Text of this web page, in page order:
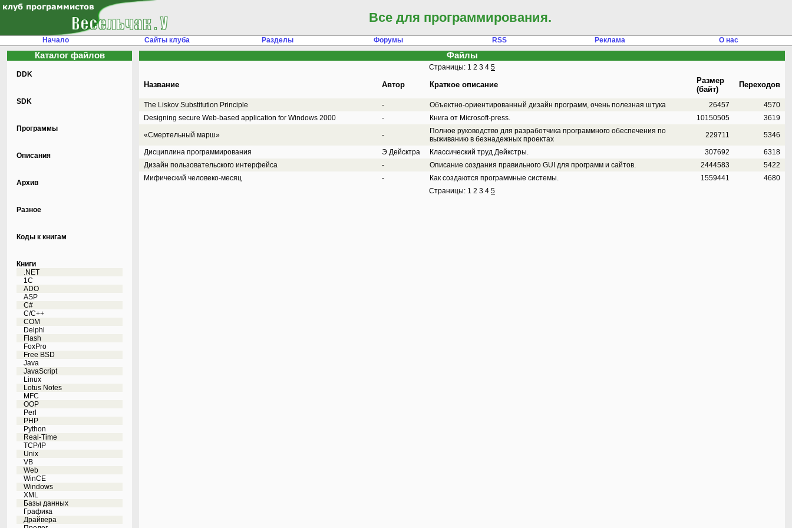
Все для программирования.
Начало Сайты клуба Разделы Форумы RSS Реклама О нас
Каталог файлов
DDK
SDK
Программы
Описания
Архив
Разное
Коды к книгам
Книги
.NET
1C
ADO
ASP
C#
C/C++
COM
Delphi
Flash
FoxPro
Free BSD
Java
JavaScript
Linux
Lotus Notes
MFC
OOP
Perl
PHP
Python
Real-Time
TCP/IP
Unix
VB
Web
WinCE
Windows
XML
Базы данных
Графика
Драйвера
Файлы
Страницы: 1 2 3 4 5
Название Автор Краткое описание
Размер
(байт)
Переходов
The Liskov Substitution Principle - Объектно-ориентированный дизайн программ, очень полезная штука 26457
4570
Designing secure Web-based application for Windows 2000
- Книга от Microsoft-press. 10150505 3619
«Смертельный марш» -
Полное руководство для разработчика программного обеспечения по
выживанию в безнадежных проектах
229711 5346
Дисциплина программирования Э.Дейсктра Классический труд Дейкстры. 307692
6318
Дизайн пользовательского интерфейса
- Описание создания правильного GUI для программ и сайтов. 2444583
5422
Мифический человеко-месяц
- Как создаются программные системы. 1559441
4680
Страницы: 1 2 3 4 5